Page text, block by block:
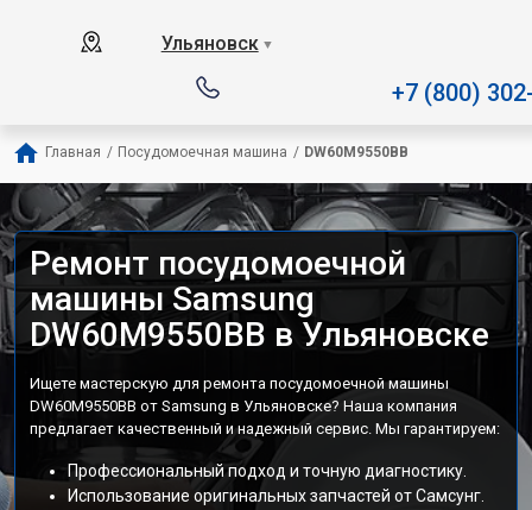
Ульяновск ▼
+7 (800)
Главная / Посудомоечная машина / DW60M9550BB
Ремонт посудомоечной
машины Samsung
DW60M9550BB в Ульяновске
Ищете мастерскую для ремонта посудомоечной машины
DW60M9550BB от Samsung в Ульяновске? Наша компания
предлагает качественный и надежный сервис. Мы гарантируем:
Профессиональный подход и точную диагностику.
Использование оригинальных запчастей от Самсунг.